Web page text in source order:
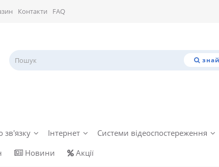
Контакти FAQ
зв'язку Інтернет Системи відеоспостереження
Новини Акції